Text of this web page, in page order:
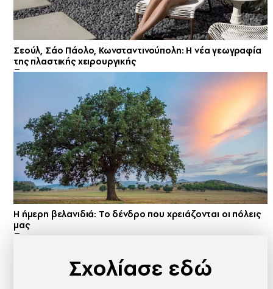
Σεούλ, Σάο Πάολο, Κωνσταντινούπολη: Η νέα γεωγραφία
της πλαστικής χειρουργικής
Η ήμερη βελανιδιά: Το δένδρο που χρειάζονται οι πόλεις
μας
Σχολίασε εδώ